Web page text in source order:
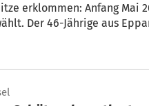
erklommen: Anfang Mai
Der 46-Jährige aus
glaubwürdig zu bleiben